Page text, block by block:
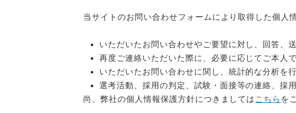
当サイトのお問い合わせフォームにより取得した個人
いただいたお問い合わせやご要望に対し、回答、
再度ご連絡いただいた際に、必要に応じてご本人
いただいたお問い合わせに関し、統計的な分析を
選考活動、採用の判定、試験・面接等の連絡、採
尚、弊社の個人情報保護方針につきましては こちら を